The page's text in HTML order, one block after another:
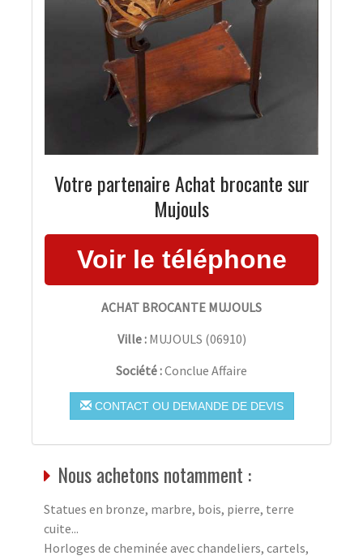
Votre partenaire Achat brocante sur
Mujouls
ACHAT BROCANTE MUJOULS
Ville : MUJOULS (06910)
Société :Conclue Affaire
CONTACT OU DEMANDE DE DEVIS
Nous achetons notamment :
Statues en bronze, marbre, bois, pierre, terre
cuite...
Horloges de cheminée avec chandeliers, cartels,